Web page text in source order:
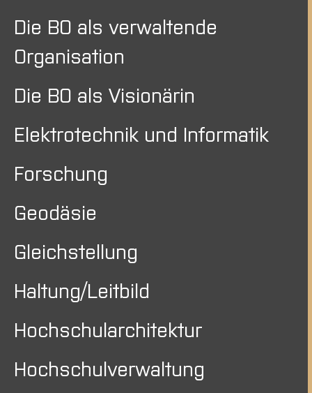
Die BO als verwaltende
Organisation
Die BO als Visionärin
Elektrotechnik und Informatik
Forschung
Geodäsie
Gleichstellung
Haltung/Leitbild
Hochschularchitektur
Hochschulverwaltung